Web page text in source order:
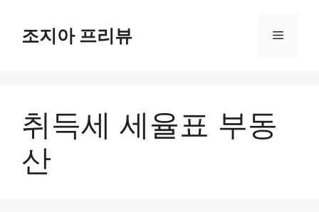
조지아 프리뷰 메
취득세 세율표 부동
산